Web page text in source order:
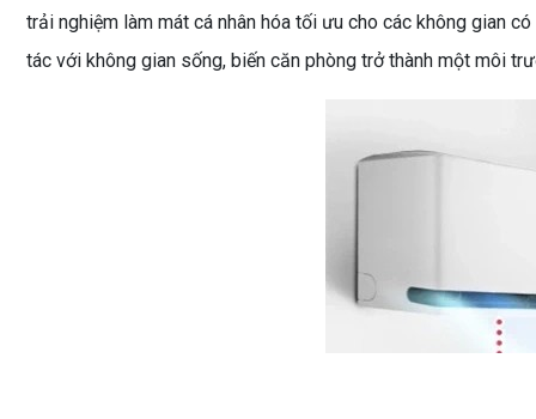
trải nghiệm làm mát cá nhân hóa tối ưu cho các không gian
tác với không gian sống, biến căn phòng trở thành một môi